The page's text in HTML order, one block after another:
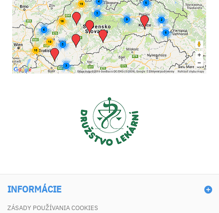
INFORMÁCIE
ZÁSADY POUŽÍVANIA COOKIES